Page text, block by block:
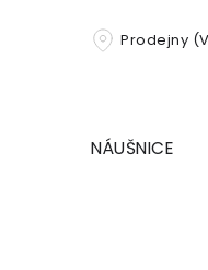
Prodejny
NÁUŠNICE